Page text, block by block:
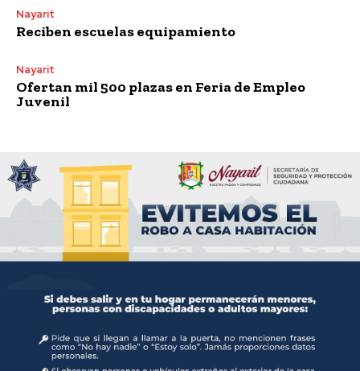
Nayarit
Reciben escuelas equipamiento
Nayarit
Ofertan mil 500 plazas en Feria de Empleo
Juvenil